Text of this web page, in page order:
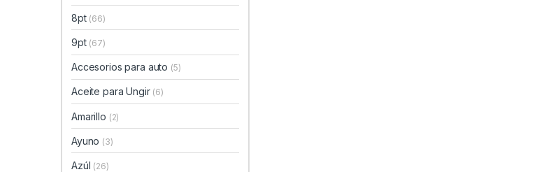
8pt (66)
9pt (67)
Accesorios para auto (5)
Aceite para Ungir (6)
Amarillo (2)
Ayuno (3)
Azúl (26)